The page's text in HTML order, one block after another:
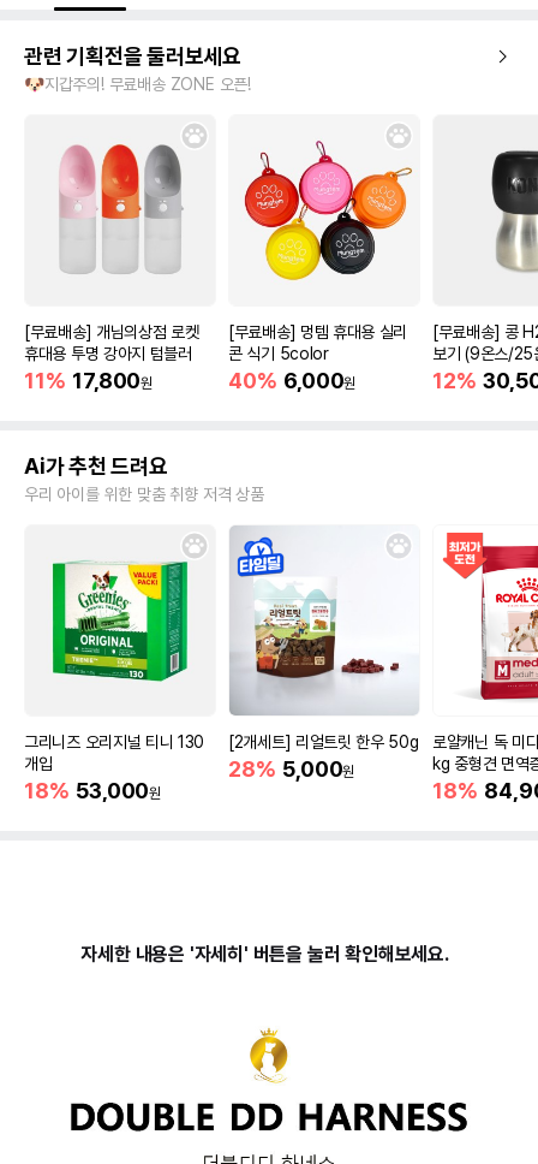
관련 기획전을 둘러보세요
🐶지갑주의! 무료배송 ZONE 오픈!
[무료배송] 개님의상점 로켓
휴대용 투명 강아지 텀블러
11% 17,800원
[무료배송] 멍템 휴대용 실리
콘 식기 5color
40% 6,000원
[무료배송] 콩
보기 (9온스/25
12%
Ai가 추천 드려요
우리 아이를 위한 맞춤 취향 저격 상품
그리니즈 오리지널 티니 130
개입
18% 53,000원
[2개세트] 리얼트릿 한우 50g
28% 5,000원
로얄캐닌 독 미
kg 중형견 면역
18%
자세한 내용은 '자세히' 버튼을 눌러 확인해보세요.